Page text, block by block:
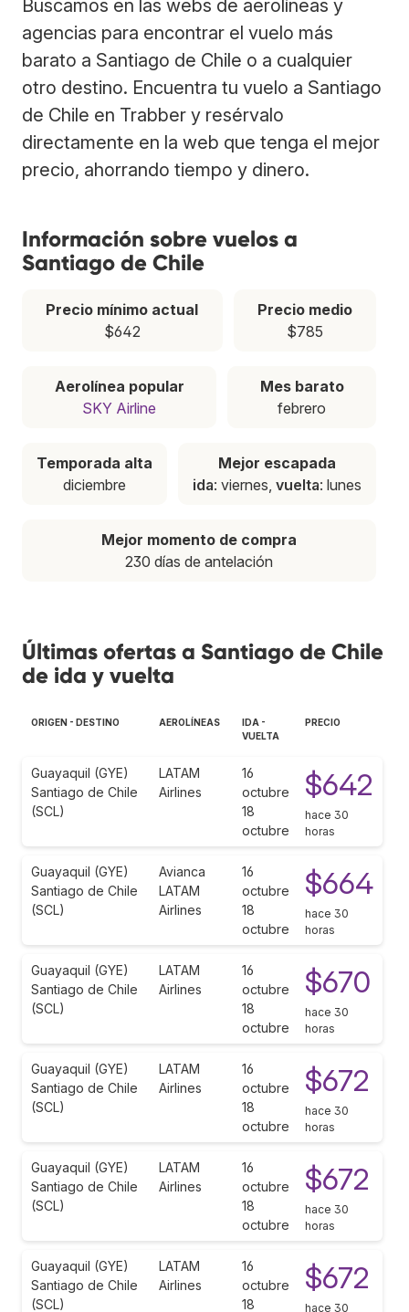
Buscamos en las webs de aerolíneas y
agencias para encontrar el vuelo más
barato a Santiago de Chile o a cualquier
otro destino. Encuentra tu vuelo a Santiago
de Chile en Trabber y resérvalo
directamente en la web que tenga el mejor
precio, ahorrando tiempo y dinero.
Información sobre vuelos a
Santiago de Chile
Precio mínimo actual
$642
Precio medio
$785
Aerolínea popular
SKY Airline
Mes barato
febrero
Temporada alta
diciembre
Mejor escapada
ida: viernes, vuelta: lunes
Mejor momento de compra
230 días de antelación
Últimas ofertas a Santiago de Chile
de ida y vuelta
ORIGEN - DESTINO AEROLÍNEAS
IDA -
VUELTA
PRECIO
Guayaquil (GYE)
Santiago de Chile
(SCL)
LATAM
Airlines
16
octubre
18
octubre
$642
hace 30
horas
Guayaquil (GYE)
Santiago de Chile
(SCL)
Avianca
LATAM
Airlines
16
octubre
18
octubre
$664
hace 30
horas
Guayaquil (GYE)
Santiago de Chile
(SCL)
LATAM
Airlines
16
octubre
18
octubre
$670
hace 30
horas
Guayaquil (GYE)
Santiago de Chile
(SCL)
LATAM
Airlines
16
octubre
18
octubre
$672
hace 30
horas
Guayaquil (GYE)
Santiago de Chile
(SCL)
LATAM
Airlines
16
octubre
18
octubre
$672
hace 30
horas
Guayaquil (GYE)
Santiago de Chile
(SCL)
LATAM
Airlines
16
octubre
18
$672
hace 30